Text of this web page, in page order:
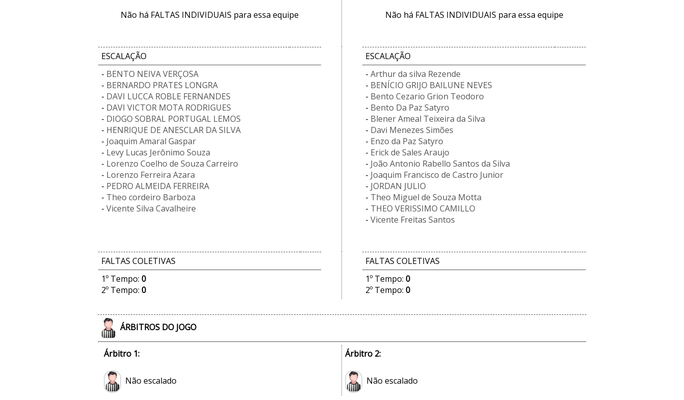
Não há FALTAS INDIVIDUAIS para essa equipe Não há FALTAS INDIVIDUAIS para essa equipe
ESCALAÇÃO
- BENTO NEIVA VERÇOSA
- BERNARDO PRATES LONGRA
- DAVI LUCCA ROBLE FERNANDES
- DAVI VICTOR MOTA RODRIGUES
- DIOGO SOBRAL PORTUGAL LEMOS
- HENRIQUE DE ANESCLAR DA SILVA
- Joaquim Amaral Gaspar
- Levy Lucas Jerônimo Souza
- Lorenzo Coelho de Souza Carreiro
- Lorenzo Ferreira Azara
- PEDRO ALMEIDA FERREIRA
- Theo cordeiro Barboza
- Vicente Silva Cavalheire
ESCALAÇÃO
- Arthur da silva Rezende
- BENÍCIO GRIJO BAILUNE NEVES
- Bento Cezario Grion Teodoro
- Bento Da Paz Satyro
- Blener Ameal Teixeira da Silva
- Davi Menezes Simões
- Enzo da Paz Satyro
- Erick de Sales Araujo
- João Antonio Rabello Santos da Silva
- Joaquim Francisco de Castro Junior
- JORDAN JULIO
- Theo Miguel de Souza Motta
- THEO VERISSIMO CAMILLO
- Vicente Freitas Santos
FALTAS COLETIVAS
1º Tempo: 0
2º Tempo: 0
FALTAS COLETIVAS
1º Tempo: 0
2º Tempo: 0
ÁRBITROS DO JOGO
Árbitro 1:
Não escalado
Árbitro 2:
Não escalado